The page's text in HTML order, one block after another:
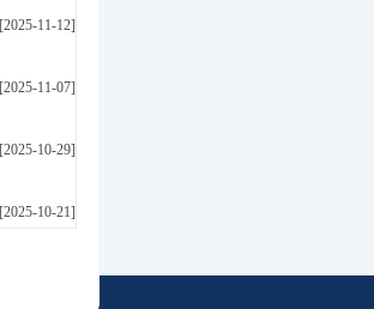
[2025-11-12]
[2025-11-07]
[2025-10-29]
[2025-10-21]